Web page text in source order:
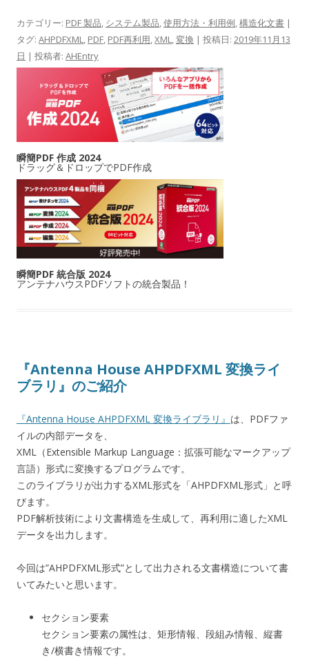
カテゴリー: PDF 製品, システム製品,使用方法・利用例,構造化文書 |
タグ: AHPDFXML, PDF, PDF再利用,XML,変換 | 投稿日: 2019年11月13
日 | 投稿者: AHEntry
瞬簡PDF 作成 2024
ドラッグ＆ドロップでPDF作成
瞬簡PDF 統合版 2024
アンテナハウスPDFソフトの統合製品！
『Antenna House AHPDFXML 変換ライ
ブラリ』のご紹介
『Antenna House AHPDFXML 変換ライブラリ』 は、PDFファ
イルの内部データを、
XML（Extensible Markup Language：拡張可能なマークアップ
言語）形式に変換するプログラムです。
このライブラリが出力するXML形式を「AHPDFXML形式」と呼
びます。
PDF解析技術により文書構造を生成して、再利用に適したXML
データを出力します。
今回は”AHPDFXML形式”として出力される文書構造について書
いてみたいと思います。
セクション要素
セクション要素の属性は、矩形情報、段組み情報、縦書
き/横書き情報です。